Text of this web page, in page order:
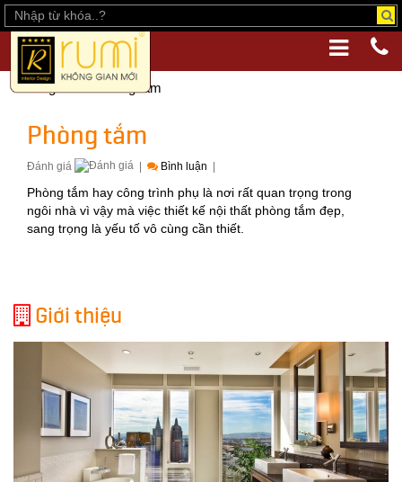
Trang chủ Phòng tắm
Phòng tắm
Đánh giá Bình luận
Phòng tắm hay công trình phụ là nơi rất quan trọng trong
ngôi nhà vì vậy mà việc thiết kế nội thất phòng tắm đẹp,
sang trọng là yếu tố vô cùng cần thiết.
Giới thiệu